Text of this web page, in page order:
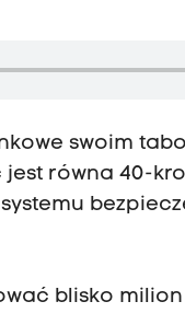
swoim
jest równa 40-
blisko